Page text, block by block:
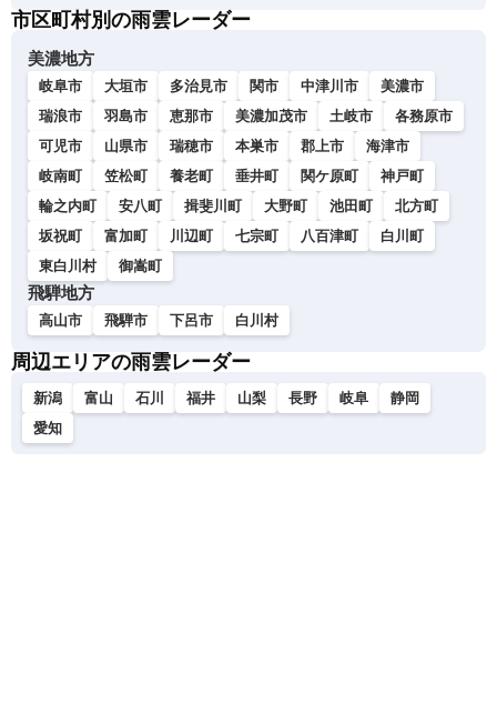
市区町村別の雨雲レーダー
美濃地方
岐阜市 大垣市 多治見市 関市 中津川市
美濃市
瑞浪市
羽島市 恵那市 美濃加茂市 土岐市
各務原市
可児市
山県市 瑞穂市 本巣市 郡上市
海津市
岐南町
笠松町 養老町 垂井町 関ケ原町
神戸町
輪之内町
安八町 揖斐川町 大野町 池田町
北方町
坂祝町
富加町 川辺町 七宗町 八百津町
白川町
東白川村
御嵩町
飛騨地方
高山市 飛騨市 下呂市 白川村
周辺エリアの雨雲レーダー
新潟 富山 石川 福井 山梨 長野 岐阜
静岡
愛知